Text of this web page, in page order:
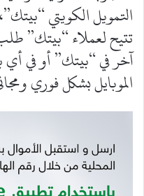
التمويل الكويتي
تتيح لعملاء “بيتك”
آخر في “بيتك” أو في
الموبايل بشكل فوري